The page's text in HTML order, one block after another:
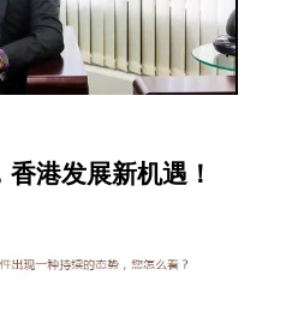
港发展新机遇！